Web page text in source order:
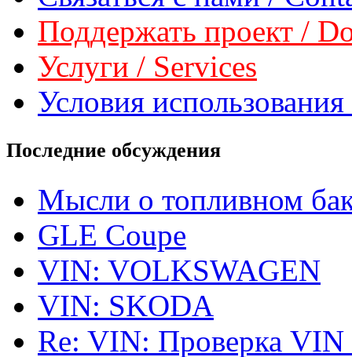
Поддержать проект /
Услуги / Services
Условия
Последние обсуждения
Мысли о топливном
GLE Coupe
VIN: VOLKSWAGEN
VIN: SKODA
Re: VIN: Проверка VIN